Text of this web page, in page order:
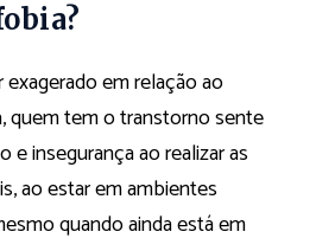
em relação ao
quem tem o transtorno sente
insegurança ao realizar as
ao estar em ambientes
quando ainda está em